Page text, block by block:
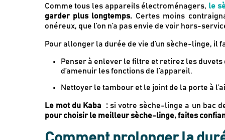
Comme tous les appareils électroménagers, le
garder plus longtemps. Certes moins
onéreux, que l’on n’a pas envie de voir hors-
Pour allonger la durée de vie d’un sèche-linge, il
Penser à enlever le filtre et retirez les
d’amenuir les fonctions de l’appareil.
Nettoyer le tambour et le joint de la porte à
Le mot du Kaba :si votre sèche-linge a un bac
pour choisir le meilleur sèche-linge, faites